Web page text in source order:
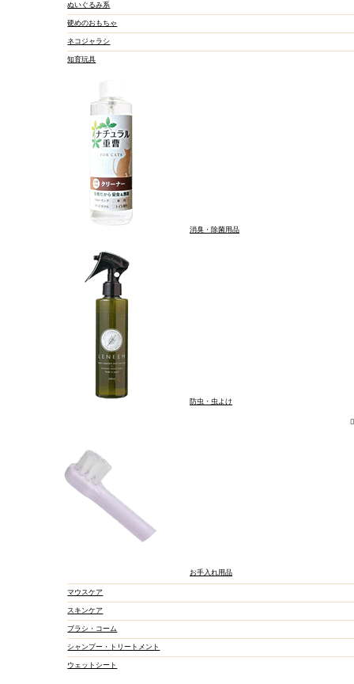
ぬいぐるみ系
硬めのおもちゃ
ネコジャラシ
知育玩具
消臭・除菌用品
防虫・虫よけ
お手入れ用品
マウスケア
スキンケア
ブラシ・コーム
シャンプー・トリートメント
ウェットシート